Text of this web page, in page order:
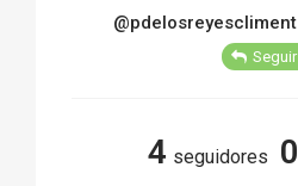
@pdelosreyescliment
Seguir
4 seguidores 0